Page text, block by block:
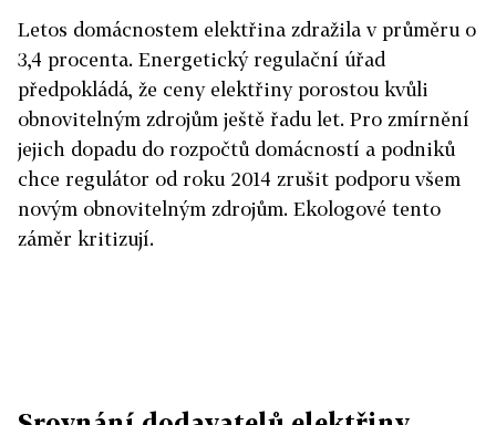
Letos domácnostem elektřina zdražila v průměru o
3,4 procenta. Energetický regulační úřad
předpokládá, že ceny elektřiny porostou kvůli
obnovitelným zdrojům ještě řadu let. Pro zmírnění
jejich dopadu do rozpočtů domácností a podniků
chce regulátor od roku 2014 zrušit podporu všem
novým obnovitelným zdrojům. Ekologové tento
záměr kritizují.